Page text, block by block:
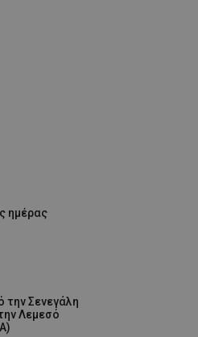
ημέρας
την Σενεγάλη
Λεμεσό